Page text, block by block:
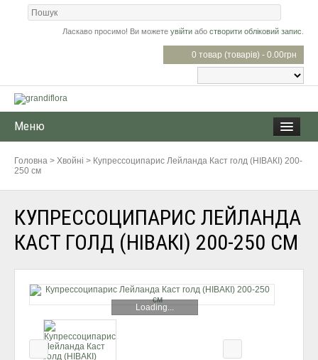
Ласкаво просимо! Ви можете увійти або створити обліковий запис
0 товар (товарів) - 0.00грн
Меню
Головна > Хвойні > Купресcоципарис Лейланда Каст голд (НІВАКІ) 200-
250 см
КУПРЕСCОЦИПАРИС ЛЕЙЛАНДА
КАСТ ГОЛД (НІВАКІ) 200-250 СМ
Loading...